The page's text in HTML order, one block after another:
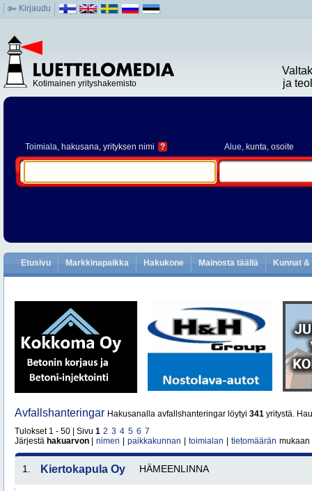
Kirjaudu
Kotimainen yrityshakemisto
ja
Toimiala, hakusana, yrityksen nimi ? Alue, kunta, osoite
Etusivu Markkinapaikka Hakukone Mainosta täällä Kunnat
Avfallshanteringar Hakusanalla avfallshanteringar löytyi 341 yritystä.
Tulokset 1 - 50 | Sivu 1 2 3 4 5 6 7
Järjestä hakuarvon nimen paikkakunnan toimialan tietomäärän mukaan
1. Kiertokapula Oy HÄMEENLINNA